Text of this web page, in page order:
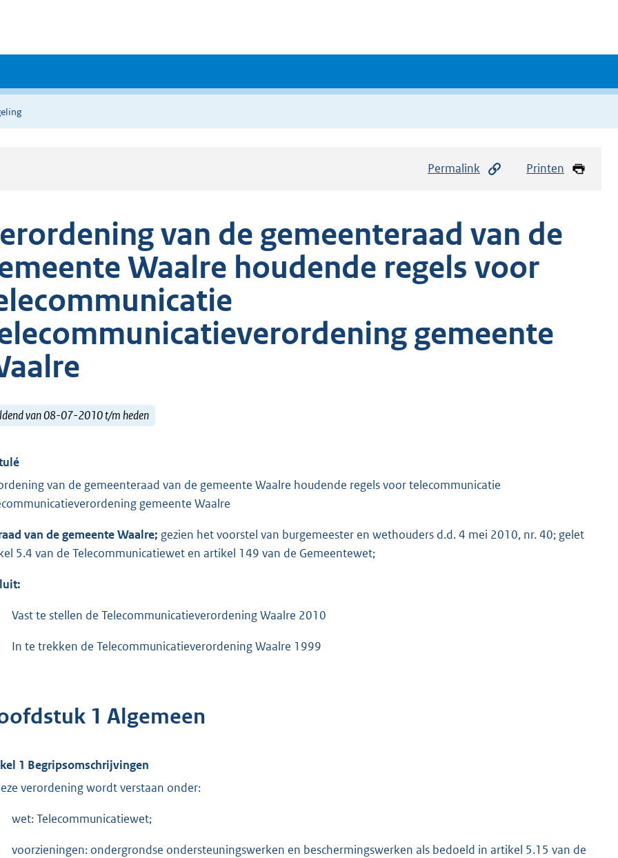
Permalink Printen
van de gemeenteraad van de
Waalre houdende regels voor
gemeente
van 08-07-2010 t/m heden
van de gemeenteraad van de gemeente Waalre houdende regels voor telecommunicatie
gemeente Waalre
van de gemeente Waalre; gezien het voorstel van burgemeester en wethouders d.d. 4 mei 2010, nr. 40; gelet
5.4 van de Telecommunicatiewet en artikel 149 van de Gemeentewet;
Vast te stellen de Telecommunicatieverordening Waalre 2010
In te trekken de Telecommunicatieverordening Waalre 1999
1 Algemeen
1 Begripsomschrijvingen
verordening wordt verstaan onder:
wet: Telecommunicatiewet;
voorzieningen: ondergrondse ondersteuningswerken en beschermingswerken als bedoeld in artikel 5.15 van de